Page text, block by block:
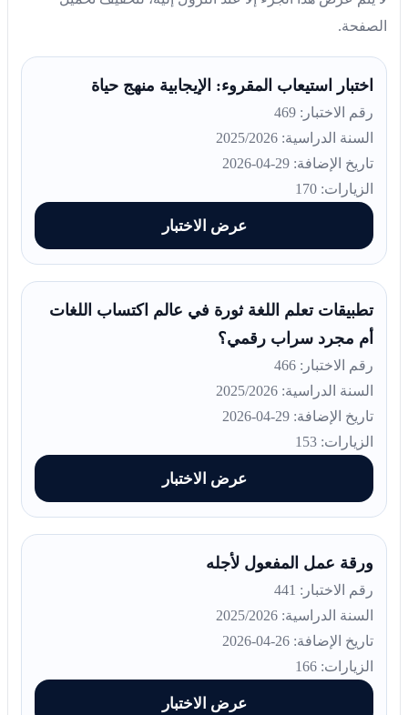
الصفحة.
اختبار استيعاب المقروء: الإيجابية منهج حياة
رقم الاختبار: 469
السنة الدراسية: 2025/2026
تاريخ الإضافة: 29-04-2026
الزيارات: 170
عرض الاختبار
تطبيقات تعلم اللغة ثورة في عالم اكتساب اللغات
أم مجرد سراب رقمي؟
رقم الاختبار: 466
السنة الدراسية: 2025/2026
تاريخ الإضافة: 29-04-2026
الزيارات: 153
عرض الاختبار
ورقة عمل المفعول لأجله
رقم الاختبار: 441
السنة الدراسية: 2025/2026
تاريخ الإضافة: 26-04-2026
الزيارات: 166
عرض الاختبار